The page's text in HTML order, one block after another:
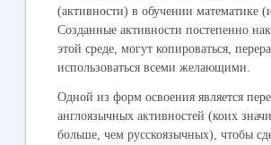
(активности) в обучении математике
Созданные активности постепенно
этой среде, могут копироваться,
использоваться всеми желающими.
Одной из форм освоения является
англоязычных активностей (коих
больше, чем русскоязычных), чтобы